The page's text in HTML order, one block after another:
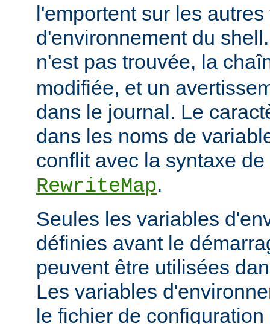
l'emportent sur les
d'environnement du
n'est pas trouvée, la
modifiée, et un
dans le journal. Le
dans les noms de
conflit avec la syntaxe
RewriteMap.
Seules les variables
définies avant le
peuvent être utilisées
Les variables
le fichier de